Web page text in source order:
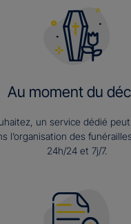
Au moment du
un service dédié
l’organisation des
24h/24 et 7j/7.